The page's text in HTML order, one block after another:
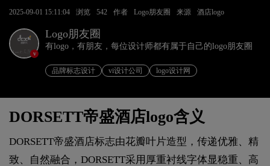
2025-09-01 15:11:04 浏览 542 作者 Logo朋友圈 来源 酒店logo
v
Logo朋友圈
有logo，有朋友，每位设计师都有属于自己的logo朋友圈
品牌标志设计 vi设计公司 logo设计网
DORSETT帝盛酒店logo含义
DORSETT帝盛酒店标志由花瓣叶片造型，传递优雅、精
致、自然融合，DORSETT采用厚重衬线字体显稳重、高